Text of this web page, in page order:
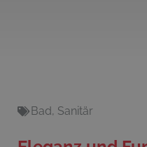
Bad, Sanitär